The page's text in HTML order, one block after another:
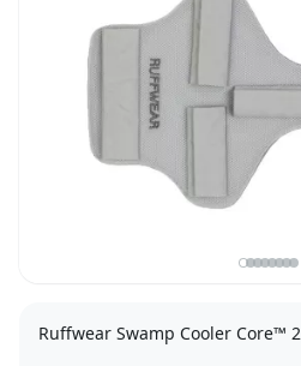
Ruffwear Swamp Cooler Core™